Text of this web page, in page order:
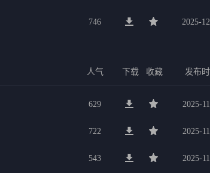
746 2025-
人气 下载 收藏 发布时
629 2025-
722 2025-
543 2025-